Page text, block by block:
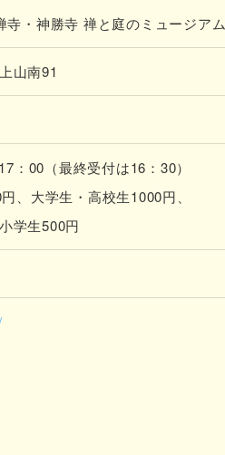
寺・神勝寺 禅と庭のミュージアム
山南91
：00（最終受付は16：30）
、大学生・高校生1000円、
500円